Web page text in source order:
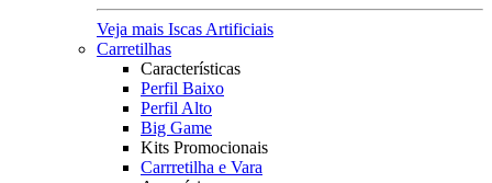
Veja mais Iscas Artificiais
Carretilhas
Características
Perfil Baixo
Perfil Alto
Big Game
Kits Promocionais
Carrretilha e Vara